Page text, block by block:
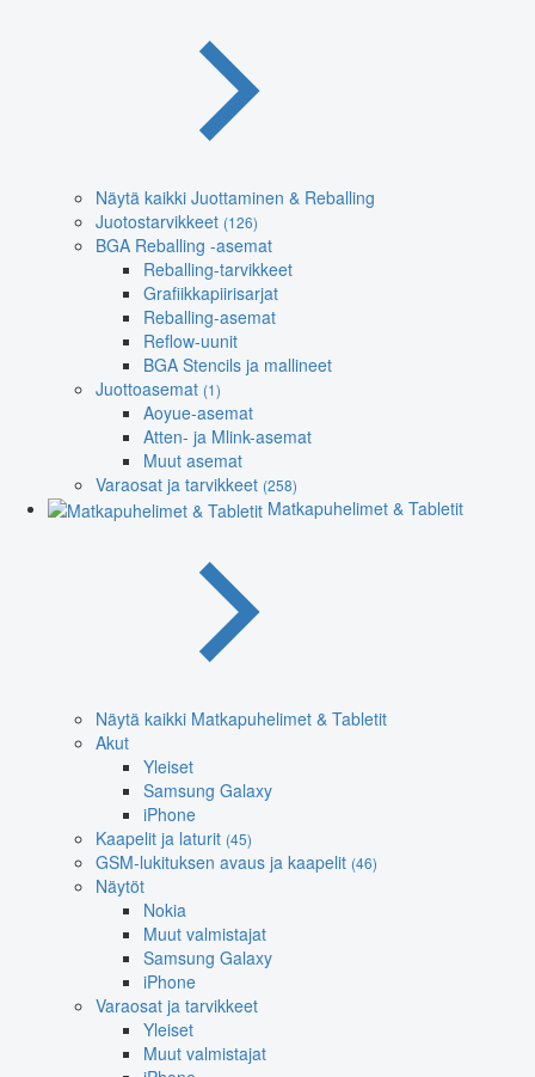
Näytä kaikki Juottaminen & Reballing
Juotostarvikkeet (126)
BGA Reballing -asemat
Reballing-tarvikkeet
Grafiikkapiirisarjat
Reballing-asemat
Reflow-uunit
BGA Stencils ja mallineet
Juottoasemat (1)
Aoyue-asemat
Atten- ja Mlink-asemat
Muut asemat
Varaosat ja tarvikkeet (258)
Matkapuhelimet & Tabletit
Näytä kaikki Matkapuhelimet & Tabletit
Akut
Yleiset
Samsung Galaxy
iPhone
Kaapelit ja laturit (45)
GSM-lukituksen avaus ja kaapelit (46)
Näytöt
Nokia
Muut valmistajat
Samsung Galaxy
iPhone
Varaosat ja tarvikkeet
Yleiset
Muut valmistajat